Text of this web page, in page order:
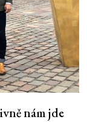
nám jde